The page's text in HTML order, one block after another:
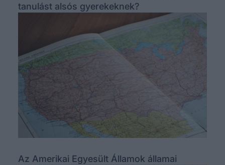
tanulást alsós gyerekeknek?
Az Amerikai Egyesült Államok államai